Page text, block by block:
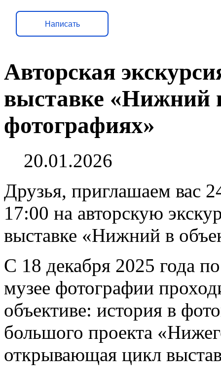
Написать
Авторская
выставке «Нижний
фотографиях»
20.01.2026
Друзья, приглашаем вас
17:00 на авторскую
выставке «Нижний в
С 18 декабря 2025 года
музее фотографии
объективе: история в
большого проекта
открывающая цикл